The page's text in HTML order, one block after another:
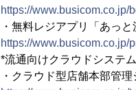
https://www.busicom.co.jp/
・無料レジアプリ「あっと
https://www.busicom.co.jp/
*流通向けクラウドシステム
・クラウド型店舗本部管